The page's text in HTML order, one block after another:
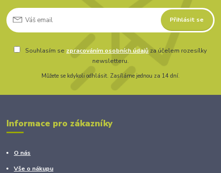
Přihlásit se
Souhlasím se zpracováním osobních údajů za účelem rozesílky
newsletteru.
Můžete se kdykoli odhlásit. Zasíláme jednou za 14 dní.
Informace pro zákazníky
O nás
Vše o nákupu